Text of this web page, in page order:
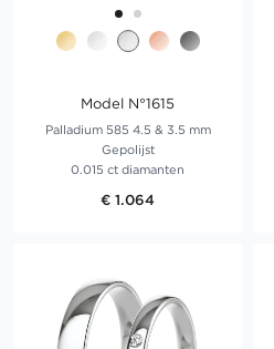
Model N°1615
Palladium 585 4.5 & 3.5 mm
Gepolijst
0.015 ct diamanten
€ 1.064